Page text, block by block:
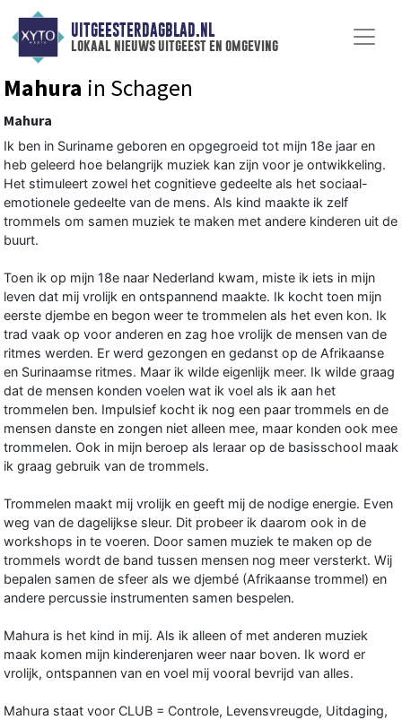
UITGEESTERDAGBLAD.NL
lokaal nieuws uitgeest en omgeving
Mahura in Schagen
Mahura
Ik ben in Suriname geboren en opgegroeid tot mijn 18e jaar en
heb geleerd hoe belangrijk muziek kan zijn voor je ontwikkeling.
Het stimuleert zowel het cognitieve gedeelte als het sociaal-
emotionele gedeelte van de mens. Als kind maakte ik zelf
trommels om samen muziek te maken met andere kinderen uit de
buurt.
Toen ik op mijn 18e naar Nederland kwam, miste ik iets in mijn
leven dat mij vrolijk en ontspannend maakte. Ik kocht toen mijn
eerste djembe en begon weer te trommelen als het even kon. Ik
trad vaak op voor anderen en zag hoe vrolijk de mensen van de
ritmes werden. Er werd gezongen en gedanst op de Afrikaanse
en Surinaamse ritmes. Maar ik wilde eigenlijk meer. Ik wilde graag
dat de mensen konden voelen wat ik voel als ik aan het
trommelen ben. Impulsief kocht ik nog een paar trommels en de
mensen danste en zongen niet alleen mee, maar konden ook mee
trommelen. Ook in mijn beroep als leraar op de basisschool maak
ik graag gebruik van de trommels.
Trommelen maakt mij vrolijk en geeft mij de nodige energie. Even
weg van de dagelijkse sleur. Dit probeer ik daarom ook in de
workshops in te voeren. Door samen muziek te maken op de
trommels wordt de band tussen mensen nog meer versterkt. Wij
bepalen samen de sfeer als we djembé (Afrikaanse trommel) en
andere percussie instrumenten samen bespelen.
Mahura is het kind in mij. Als ik alleen of met anderen muziek
maak komen mijn kinderenjaren weer naar boven. Ik word er
vrolijk, ontspannen van en voel mij vooral bevrijd van alles.
Mahura staat voor CLUB = Controle, Levensvreugde, Uitdaging,